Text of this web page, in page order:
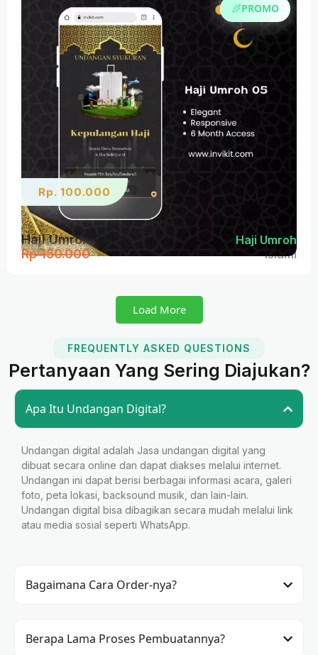
PROMO
Rp. 100.000
Haji Umroh 05 Haji Umroh
Rp 150.000 Islami
Load More
FREQUENTLY ASKED QUESTIONS
Pertanyaan Yang Sering Diajukan?
Apa Itu Undangan Digital?
Undangan digital adalah Jasa undangan digital yang
dibuat secara online dan dapat diakses melalui internet.
Undangan ini dapat berisi berbagai informasi acara, galeri
foto, peta lokasi, backsound musik, dan lain-lain.
Undangan digital bisa dibagikan secara mudah melalui link
atau media sosial seperti WhatsApp.
Bagaimana Cara Order-nya?
Berapa Lama Proses Pembuatannya?